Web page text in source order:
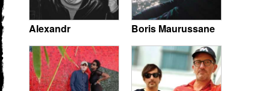
Alexandr Boris Maurussane